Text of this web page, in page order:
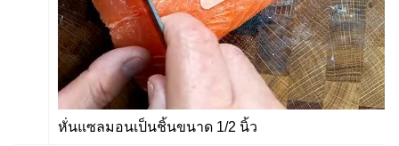
หั่นแซลมอนเป็นชิ้นขนาด 1/2 นิ้ว